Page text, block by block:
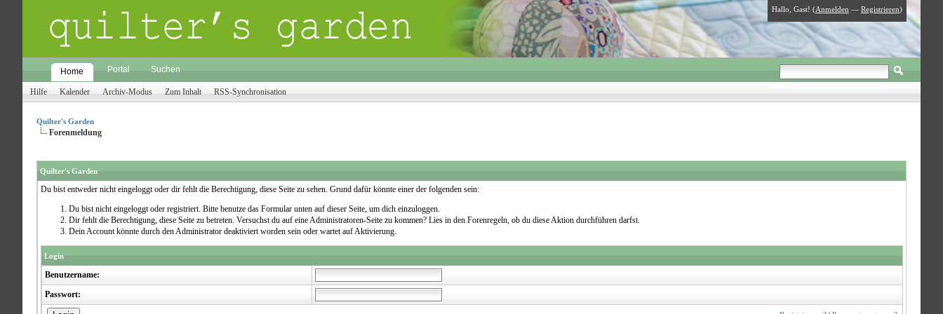
Hallo, Gast! (Anmelden — Registrieren)
Home Portal Suchen
Hilfe Kalender Archiv-Modus Zum Inhalt RSS-Synchronisation
Quilter's Garden
Forenmeldung
Quilter's Garden
Du bist entweder nicht eingeloggt oder dir fehlt die Berechtigung, diese Seite zu sehen. Grund dafür könnte einer der folgenden sein:
Du bist nicht eingeloggt oder registriert. Bitte benutze das Formular unten auf dieser Seite, um dich einzuloggen.
Dir fehlt die Berechtigung, diese Seite zu betreten. Versuchst du auf eine Administratoren-Seite zu kommen? Lies in den Forenregeln, ob du diese Aktion durchführen darfst.
Dein Account könnte durch den Administrator deaktiviert worden sein oder wartet auf Aktivierung.
Login
Benutzername:
Passwort: